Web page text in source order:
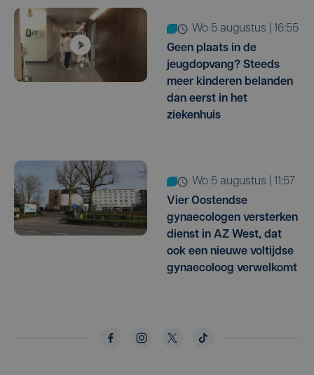
wo 5 augustus | 16:55
Geen plaats in de
jeugdopvang? Steeds
meer kinderen belanden
dan eerst in het
ziekenhuis
wo 5 augustus | 11:57
Vier Oostendse
gynaecologen versterken
dienst in AZ West, dat
ook een nieuwe voltijdse
gynaecoloog verwelkomt